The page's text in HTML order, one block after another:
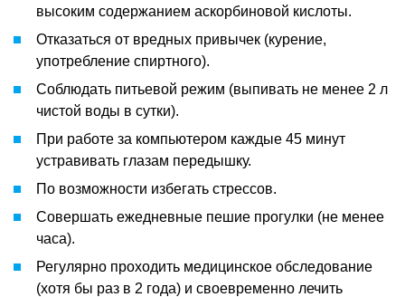
высоким содержанием аскорбиновой кислоты.
Отказаться от вредных привычек (курение,
употребление спиртного).
Соблюдать питьевой режим (выпивать не менее 2 л
чистой воды в сутки).
При работе за компьютером каждые 45 минут
устравивать глазам передышку.
По возможности избегать стрессов.
Совершать ежедневные пешие прогулки (не менее
часа).
Регулярно проходить медицинское обследование
(хотя бы раз в 2 года) и своевременно лечить